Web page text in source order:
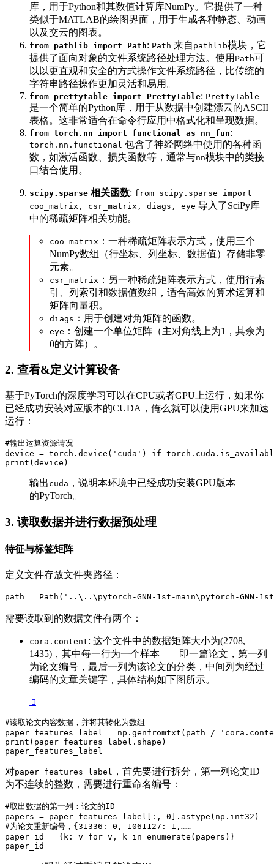
库，用于Python和其数值计算库NumPy。它提供了一种
类似于MATLAB的绘图界面，用于生成各种静态、动画
以及交云的图表。
from pathlib import Path: Path 来自 pathlib模块，它
提供了面向对象的文件系统路径处理方法。使用 Path可
以以更直观和安全的方式操作文件系统路径，比传统的
字符串路径操作更加灵活和易用。
from prettytable import PrettyTable: PrettyTable
是一个简单的Python库，用于从数据中创建漂云的ASCII
表格。这非常适合在命令行应用中格式化和呈现数据。
from torch.nn import functional as nn_fun:
torch.nn.functional 包含了神经网络中使用的各种函
数，如激活函数、损失函数等，通常与nn模块中的类接
口结合使用。
scipy.sparse 相关函数: from scipy.sparse import
coo_matrix, csr_matrix, diags, eye 导入了SciPy库
中的稀疏矩阵相关功能。
coo_matrix ：一种稀疏矩阵表示方式，使用三个
NumPy数组（行坐标、列坐标、数据值）存储非零
元素。
csr_matrix ：另一种稀疏矩阵表示方式，使用行索
引、列索引和数据值数组，适合高效的算术运算和
矩阵向量积。
diags ：用于创建对角矩阵的函数。
eye ：创建一个单位矩阵（主对角线上为1，其余为
0的方阵）。
2. 查看&定义计算设备
基于PyTorch的深度学习可以在CPU或者GPU上运行，如果你
已经成功安装对应版本的CUDA，俺么就可以使用GPU来加速
运行：
#输出运算资源请况
device = torch.device('cuda') if
print(device)
输出 cuda ，说明本环境中已经成功安装GPU版本
的PyTorch。
3. 读取数据并进行数据预处理
特征与标签矩阵
定义文件存放文件夹路径：
path = Path('..\..\pytorch-GNN-1st-main\pytorch-GNN-
需要读取到的数据文件有两个：
cora.content: 这个文件中的数据矩阵大小为(2708,
1435)，其中每一行为一个样本——即一篇论文，第一列
为论文编号，最后一列为该论文的分类，中间列为经过
编码的文章关键字，具体结构如下图所示。
#读取论文内容数据，并将其转化为数组
paper_features_label = np.genfromtxt(path /
print(paper_features_label.shape)
paper_features_label
对paper_features_label ，首先要进行拆分，第一列论文ID
为不连续的整数，需要进行重命名编号：
#取出数据的第一列：论文的ID
papers = paper_features_label[:, 0].astype(np.int32)
#为论文重新编号，{31336: 0, 1061127: 1,……
paper_id = {k: v for v, k in enumerate(papers)}
paper_id